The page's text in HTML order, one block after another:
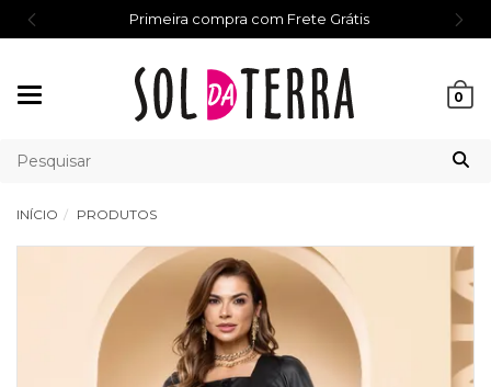
Primeira compra com Frete Grátis
0
INÍCIO PRODUTOS